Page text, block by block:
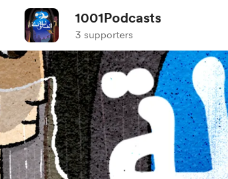
1001Podcasts
3 supporters